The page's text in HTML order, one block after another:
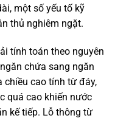
một số yếu tố kỹ
thủ nghiêm ngặt.
tính toán theo nguyên
chứa sang ngăn
chiều cao tính từ đáy,
quá cao khiến nước
kế tiếp. Lỗ thông từ